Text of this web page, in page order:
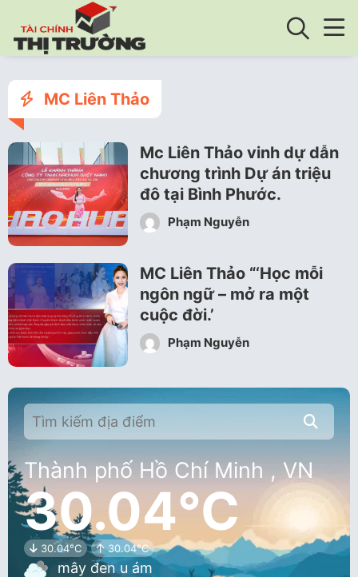
MC Liên Thảo
Mc Liên Thảo vinh dự dẫn
chương trình Dự án triệu
đô tại Bình Phước.
Phạm Nguyễn
MC Liên Thảo “‘Học mỗi
ngôn ngữ – mở ra một
cuộc đời.’
Phạm Nguyễn
Thành phố Hồ Chí Minh , VN
30.04°C
30.04°C 30.04°C
mây đen u ám